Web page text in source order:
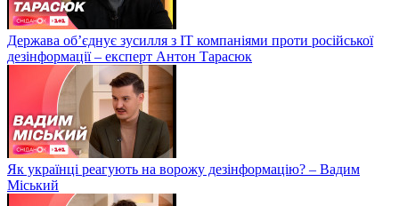
Держава об’єднує зусилля з ІТ компаніями проти російської
дезінформації – експерт Антон Тарасюк
Як українці реагують на ворожу дезінформацію? – Вадим
Міський